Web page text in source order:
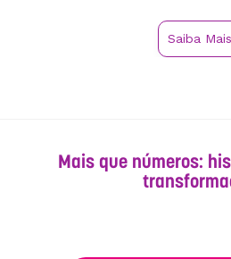
Saiba Mais
Mais que números: